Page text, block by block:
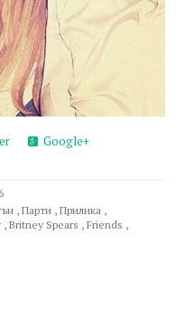
Google+
,Парти ,Прилика ,
,Britney Spears ,Friends ,